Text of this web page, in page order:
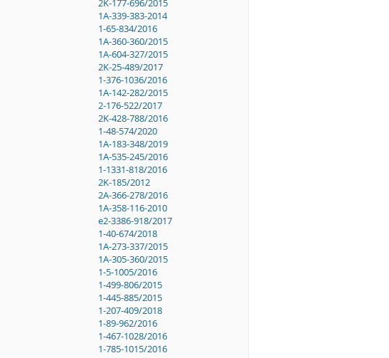
1A-339-383-2014
1-65-834/2016
1A-360-360/2015
1A-604-327/2015
2K-25-489/2017
1-376-1036/2016
1A-142-282/2015
2-176-522/2017
2K-428-788/2016
1-48-574/2020
1A-183-348/2019
1A-535-245/2016
1-1331-818/2016
2K-185/2012
2A-366-278/2016
1A-358-116-2010
e2-3386-918/2017
1-40-674/2018
1A-273-337/2015
1A-305-360/2015
1-5-1005/2016
1-499-806/2015
1-445-885/2015
1-207-409/2018
1-89-962/2016
1-467-1028/2016
1-785-1015/2016